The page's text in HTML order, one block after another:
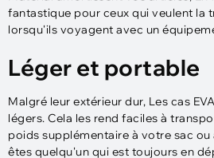
fantastique pour ceux qui veulent la
lorsqu'ils voyagent avec un
Léger et portable
Malgré leur extérieur dur, Les cas
légers. Cela les rend faciles à
poids supplémentaire à votre sac
êtes quelqu'un qui est toujours en